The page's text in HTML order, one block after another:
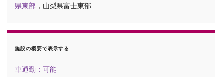
県東部 ，山梨県富士東部
施設の概要で表示する
車通勤：可能